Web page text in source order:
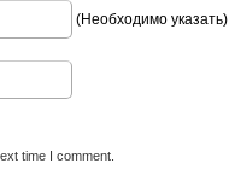
(Необходимо указать)
time I comment.